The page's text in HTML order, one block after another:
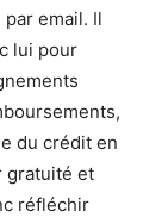
email. Il
lui pour
du crédit en
gratuité et
réfléchir